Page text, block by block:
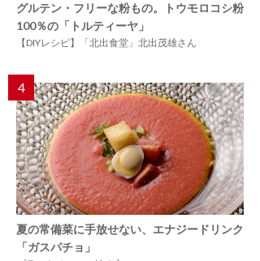
グルテン・フリーな粉もの。トウモロコシ粉
100％の「トルティーヤ」
【DIYレシピ】「北出食堂」北出茂雄さん
4
夏の常備菜に手放せない、エナジードリンク
「ガスパチョ」